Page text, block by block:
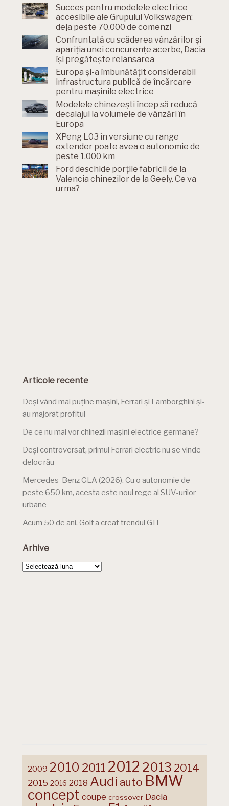
Succes pentru modelele electrice
accesibile ale Grupului Volkswagen:
deja peste 70.000 de comenzi
Confruntată cu scăderea vânzărilor și
apariția unei concurențe acerbe, Dacia
își pregătește relansarea
Europa și-a îmbunătățit considerabil
infrastructura publică de încărcare
pentru mașinile electrice
Modelele chinezești încep să reducă
decalajul la volumele de vânzări în
Europa
XPeng L03 în versiune cu range
extender poate avea o autonomie de
peste 1.000 km
Ford deschide porțile fabricii de la
Valencia chinezilor de la Geely. Ce va
urma?
Articole recente
Deși vând mai puține mașini, Ferrari și Lamborghini și-
au majorat profitul
De ce nu mai vor chinezii mașini electrice germane?
Deși controversat, primul Ferrari electric nu se vinde
deloc rău
Mercedes-Benz GLA (2026). Cu o autonomie de
peste 650 km, acesta este noul rege al SUV-urilor
urbane
Acum 50 de ani, Golf a creat trendul GTI
Arhive
Arhive
2009 2010 2011 2012 2013 2014
2015 2016 2018 Audi auto BMW
concept coupe crossover Dacia